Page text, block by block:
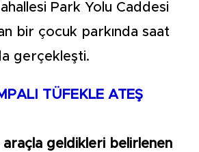
Park Yolu Caddesi
bir çocuk parkında saat
gerçekleşti.
TÜFEKLE ATEŞ
geldikleri belirlenen